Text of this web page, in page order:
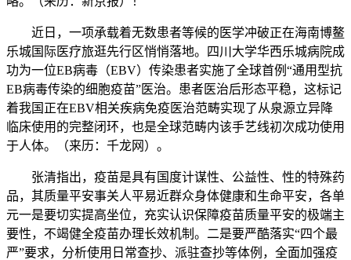
近日，一项承载着无数患者等候的医学冲破正在海南博鳌
乐城国际医疗旅逛先行区悄悄落地。四川大学华西乐城病院成
功为一位EB病毒（EBV）传染患者实施了全球首例“通用型抗
EB病毒传染的细胞疫苗”医治。患者医治后形态平稳，这标记
着我国正在EBV相关疾病免疫医治范畴实现了从泉源立异降
临床使用的完整闭环，也是全球范畴内该手艺线初次成功使用
于人体。（来历：千龙网）。
张清指出，疫苗是具有国度计谋性、公益性、性的特殊药
品，其质量平安事关人平易近群众身体健康和生命平安，各单
元一是要切实提高坐位，充实认识保障疫苗质量平安的极端主
要性，不竭健全疫苗办理长效机制。二是要严酷落实“四个最
严”要求，分析使用日常查抄、派驻查抄等体例，全面加强疫